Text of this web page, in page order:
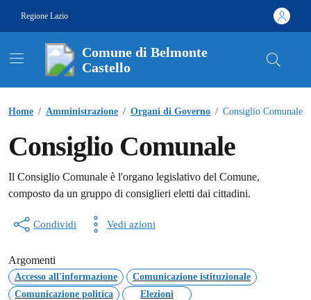
Regione Lazio
Comune di Belmonte
Castello
Home / Amministrazione / Organi di Governo / Consiglio Comunale
Consiglio Comunale
Il Consiglio Comunale è l'organo legislativo del Comune,
composto da un gruppo di consiglieri eletti dai cittadini.
Condividi Vedi azioni
Argomenti
Accesso all'informazione
Comunicazione istituzionale
Comunicazione politica
Elezioni